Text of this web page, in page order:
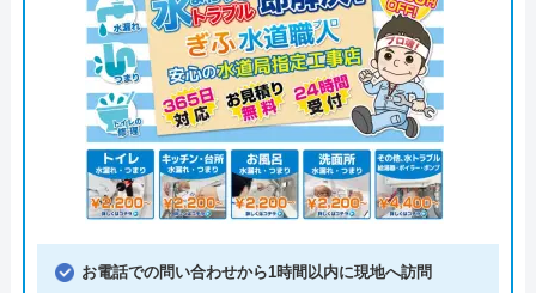
お電話での問い合わせから1時間以内に現地へ訪問